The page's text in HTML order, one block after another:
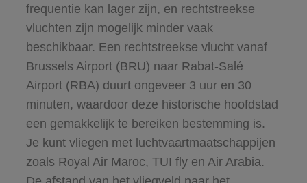
frequentie kan lager zijn, en rechtstreekse
vluchten zijn mogelijk minder vaak
beschikbaar. Een rechtstreekse vlucht vanaf
Brussels Airport (BRU) naar Rabat-Salé
Airport (RBA) duurt ongeveer 3 uur en 30
minuten, waardoor deze historische hoofdstad
een gemakkelijk te bereiken bestemming is.
Je kunt vliegen met luchtvaartmaatschappijen
zoals Royal Air Maroc, TUI fly en Air Arabia.